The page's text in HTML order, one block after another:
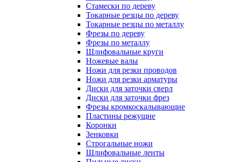
Стамески по дереву
Токарные резцы по дереву
Токарные резцы по металлу
Фрезы по дереву
Фрезы по металлу
Шлифовальные круги
Ножевые валы
Ножи для резки проводов
Ножи для резки арматуры
Диски для заточки сверл
Диски для заточки фрез
Фрезы кромкоскалывающие
Пластины режущие
Коронки
Зенковки
Строгальные ножи
Шлифовальные ленты